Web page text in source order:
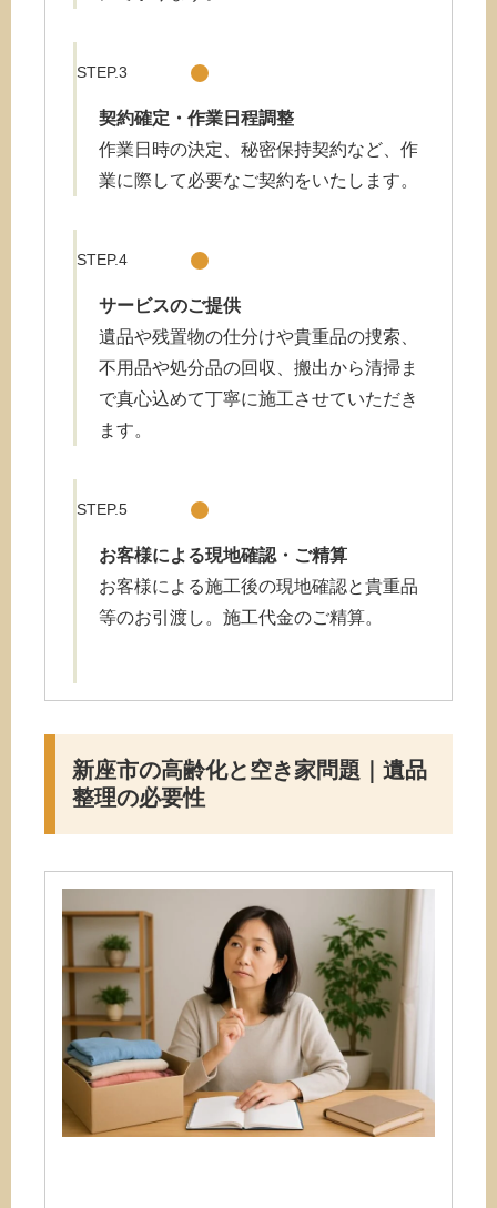
STEP.3
契約確定・作業日程調整
作業日時の決定、秘密保持契約など、作
業に際して必要なご契約をいたします。
STEP.4
サービスのご提供
遺品や残置物の仕分けや貴重品の捜索、
不用品や処分品の回収、搬出から清掃ま
で真心込めて丁寧に施工させていただき
ます。
STEP.5
お客様による現地確認・ご精算
お客様による施工後の現地確認と貴重品
等のお引渡し。施工代金のご精算。
新座市の高齢化と空き家問題｜遺品
整理の必要性